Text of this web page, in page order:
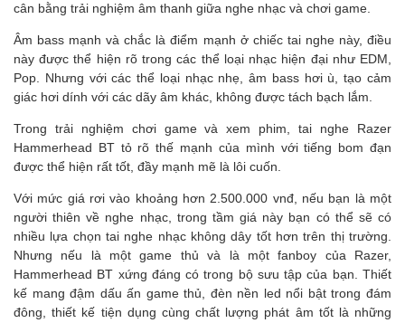
cân bằng trải nghiệm âm thanh giữa nghe nhạc và chơi game.
Âm bass mạnh và chắc là điểm mạnh ở chiếc tai nghe này, điều
này được thể hiện rõ trong các thể loại nhạc hiện đại như EDM,
Pop. Nhưng với các thể loại nhạc nhẹ, âm bass hơi ù, tạo cảm
giác hơi dính với các dãy âm khác, không được tách bạch lắm.
Trong trải nghiệm chơi game và xem phim, tai nghe Razer
Hammerhead BT tỏ rõ thế mạnh của mình với tiếng bom đạn
được thể hiện rất tốt, đầy mạnh mẽ là lôi cuốn.
Với mức giá rơi vào khoảng hơn 2.500.000 vnđ, nếu bạn là một
người thiên về nghe nhạc, trong tầm giá này bạn có thể sẽ có
nhiều lựa chọn tai nghe nhạc không dây tốt hơn trên thị trường.
Nhưng nếu là một game thủ và là một fanboy của Razer,
Hammerhead BT xứng đáng có trong bộ sưu tập của bạn. Thiết
kế mang đậm dấu ấn game thủ, đèn nền led nổi bật trong đám
đông, thiết kế tiện dụng cùng chất lượng phát âm tốt là những